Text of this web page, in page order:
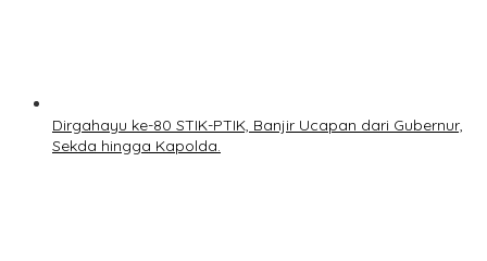
Dirgahayu ke-80 STIK-PTIK, Banjir Ucapan dari Gubernur,
Sekda hingga Kapolda.